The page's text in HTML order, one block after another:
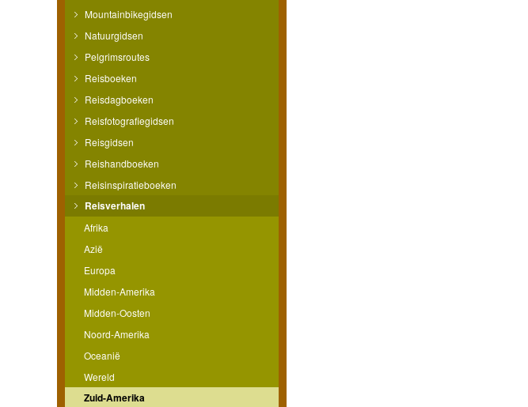
Mountainbikegidsen
Natuurgidsen
Pelgrimsroutes
Reisboeken
Reisdagboeken
Reisfotografiegidsen
Reisgidsen
Reishandboeken
Reisinspiratieboeken
Reisverhalen
Afrika
Azië
Europa
Midden-Amerika
Midden-Oosten
Noord-Amerika
Oceanië
Wereld
Zuid-Amerika